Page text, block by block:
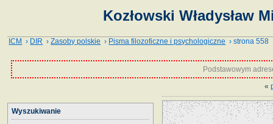
Kozłowski Władysław
ICM › DIR ›Zasoby polskie › Pisma filozoficzne i psychologiczne › strona 558
Podstawowym
«
Wyszukiwanie